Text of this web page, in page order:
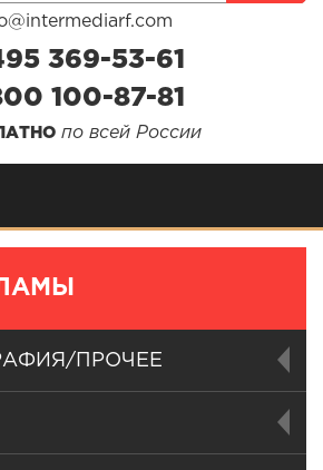
369-53-61
100-87-81
по всей России
ПРОЧЕЕ